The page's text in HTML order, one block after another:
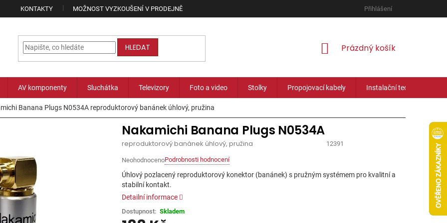
KONTAKTY MOŽNOST VYZKOUŠENÍ V PRODEJNĚ Přihlášení
HLEDAT
NÁKUPNÍ
Prázdný košík
AV komponenty Sluchátka Televizory Foto a video Stolky Propojovací kabely Instalační technika
Banana Plugs N0534A reproduktorový banánek úhlový, pružina
Průměrné
hodnocení
produktu
je
0,0
5
NeohodnocenoPodrobnosti hodnocení
Nakamichi Banana Plugs N0534A
reproduktorový banánek úhlový, pružina 12391
Skladem
Úhlový pozlacený reproduktorový konektor (banánek) s pružným systémem pro kvalitní a
stabilní kontakt.
Detailní informace